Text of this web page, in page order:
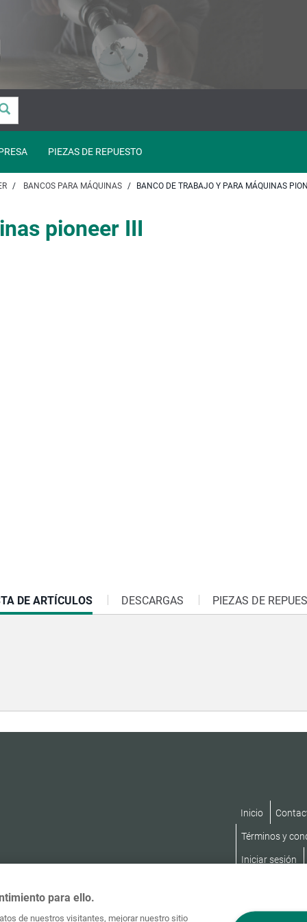
PIEZAS DE REPUESTO
BANCOS PARA MÁQUINAS BANCO DE TRABAJO Y PARA MÁQUINAS
pioneer III
DE ARTÍCULOS DESCARGAS PIEZAS DE
Inicio
Términos y
Iniciar sesión
para ello.
de nuestros visitantes, mejorar nuestro sitio